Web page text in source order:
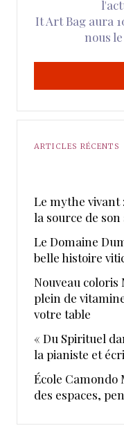
It Art Bag aura
nous
ARTICLES RÉCENTS
Le mythe vivant
la source de son
Le Domaine
belle histoire
Nouveau coloris
plein de
votre table
« Du Spirituel
la pianiste et
École
des espaces,